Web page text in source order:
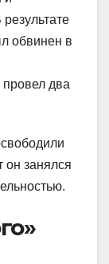
обвинен в
два
он занялся